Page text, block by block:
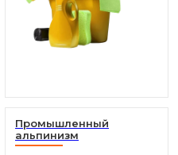
Промышленный
альпинизм